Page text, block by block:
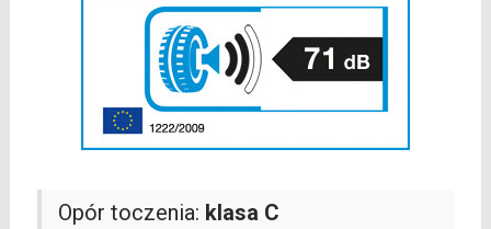
Opór toczenia: klasa C